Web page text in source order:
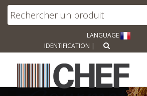
LANGUAGE
IDENTIFICATION |